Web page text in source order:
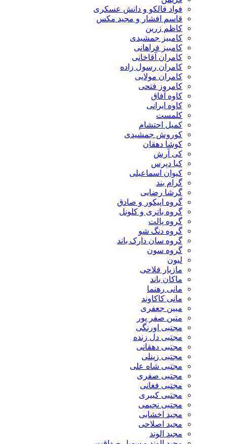
فواد فالکو و دانش عسکری
قاسم افشار و مجید مکس
کاظم زرین
کامبیز جمشیدی
کامبیز فراهانی
کامران آقاخانی
کامران رسول زاده
کامران مولایی
کامروز فتحی
کاوه آفاق
کاوه ایرانی
کلمست
کمیل احتشام
کوروش جمشیدی
کوشا دهقان
کی آرش
کیا دپرس
کیوان اسماعیلی
گرام بند
گرشا رضایی
گروه اپیکور و صادق
گروه باتری و کلونل
گروه پالت
گروه دنگ شو
گروه سان دارک باند
گروه سون
لیون
مازیار فلاحی
ماکان باند
مانی رهنما
مانی کاکاوند
مبین جعفری
متین صفر پور
مجتبی اورنگی
مجتبی دل زنده
مجتبی دهقانی
مجتبی زینلی
مجتبی شاه علی
مجتبی صفری
مجتبی فغانی
مجتبی کبیری
مجتبی نجیمی
مجید اخشابی
مجید اصلاحی
مجید الوند‎